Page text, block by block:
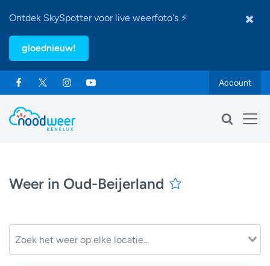
Ontdek SkySpotter voor live weerfoto's ⚡
gloednieuw!
Account
Weer in Oud-Beijerland